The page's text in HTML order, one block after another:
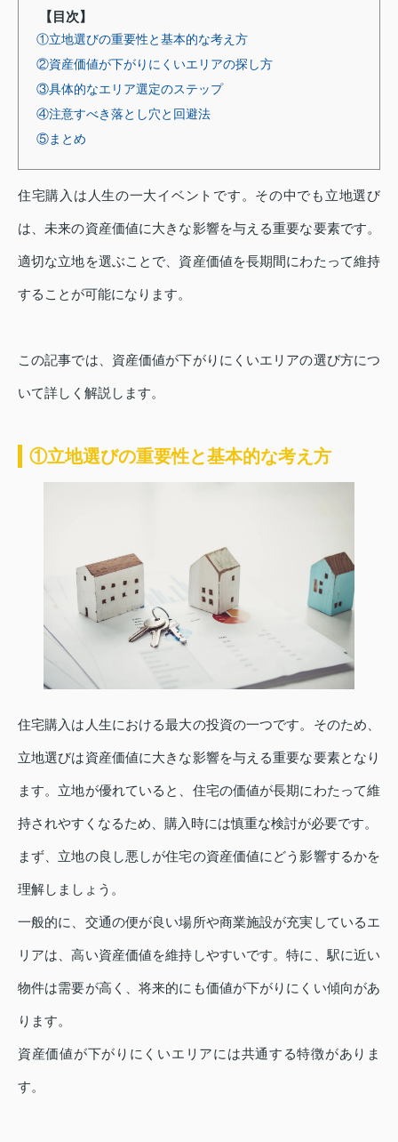
【目次】
①立地選びの重要性と基本的な考え方
②資産価値が下がりにくいエリアの探し方
③具体的なエリア選定のステップ
④注意すべき落とし穴と回避法
⑤まとめ
住宅購入は人生の一大イベントです。その中でも立地選び
は、未来の資産価値に大きな影響を与える重要な要素です。
適切な立地を選ぶことで、資産価値を長期間にわたって維持
することが可能になります。
この記事では、資産価値が下がりにくいエリアの選び方につ
いて詳しく解説します。
①立地選びの重要性と基本的な考え方
住宅購入は人生における最大の投資の一つです。そのため、
立地選びは資産価値に大きな影響を与える重要な要素となり
ます。立地が優れていると、住宅の価値が長期にわたって維
持されやすくなるため、購入時には慎重な検討が必要です。
まず、立地の良し悪しが住宅の資産価値にどう影響するかを
理解しましょう。
一般的に、交通の便が良い場所や商業施設が充実しているエ
リアは、高い資産価値を維持しやすいです。特に、駅に近い
物件は需要が高く、将来的にも価値が下がりにくい傾向があ
ります。
資産価値が下がりにくいエリアには共通する特徴がありま
す。